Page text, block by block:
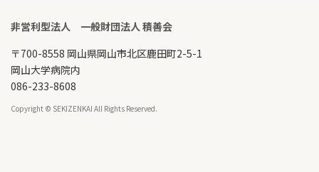
非営利型法人 一般財団法人 積善会
〒700-8558 岡山県岡山市北区鹿田町2-5-1
岡山大学病院内
086-233-8608
Copyright © SEKIZENKAI All Rights Reserved.